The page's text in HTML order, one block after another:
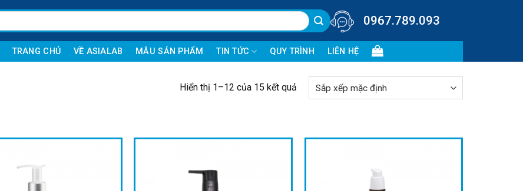
0967.789.093
TRANG CHỦ VỀ ASIALAB MẪU SẢN PHẨM TIN TỨC QUY TRÌNH LIÊN HỆ
Hiển thị 1–12 của 15 kết quả